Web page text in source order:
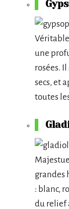
une
rosées.
secs, et
toutes
grandes
: blanc,
du relief